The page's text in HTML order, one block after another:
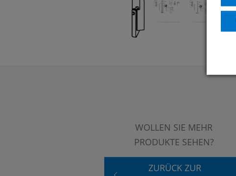
WOLLEN SIE MEHR
PRODUKTE SEHEN?
ZURÜCK ZUR